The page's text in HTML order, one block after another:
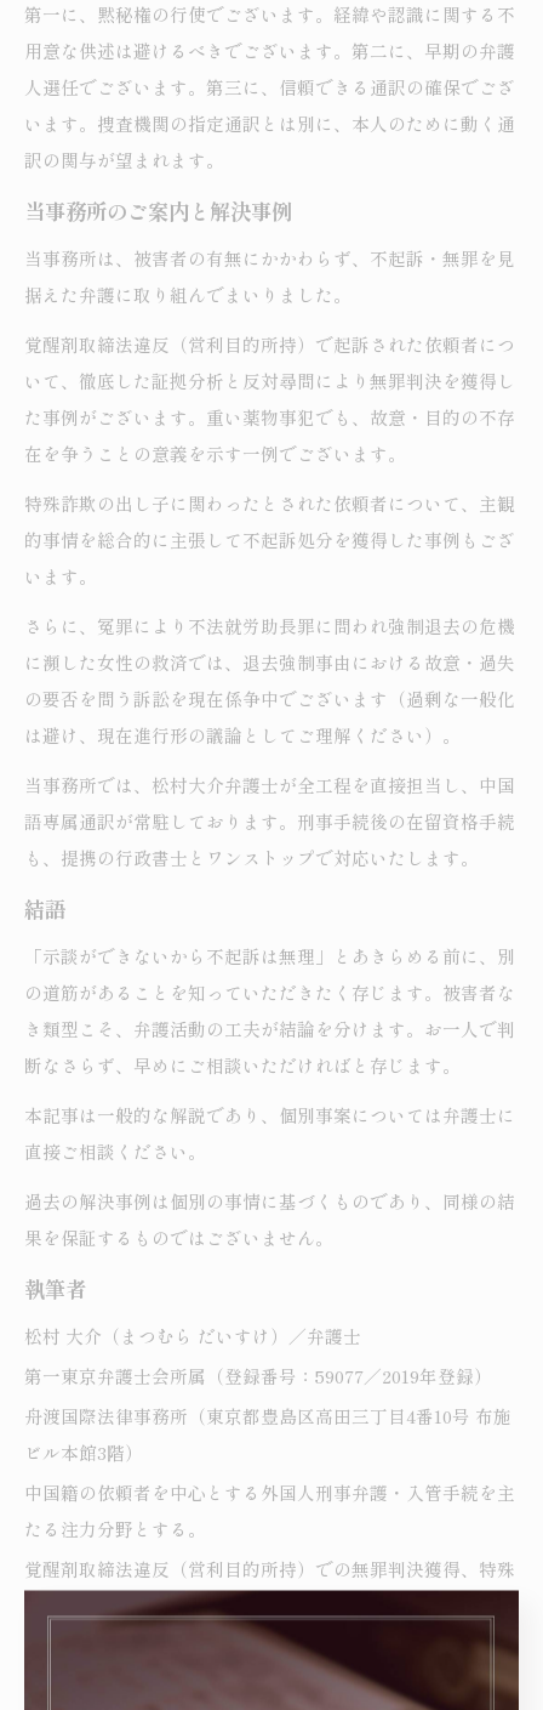
第一に、黙秘権の行使でございます。経緯や認識に関する不
用意な供述は避けるべきでございます。第二に、早期の弁護
人選任でございます。第三に、信頼できる通訳の確保でござ
います。捜査機関の指定通訳とは別に、本人のために動く通
訳の関与が望まれます。
当事務所のご案内と解決事例
当事務所は、被害者の有無にかかわらず、不起訴・無罪を見
据えた弁護に取り組んでまいりました。
覚醒剤取締法違反（営利目的所持）で起訴された依頼者につ
いて、徹底した証拠分析と反対尋問により無罪判決を獲得し
た事例がございます。重い薬物事犯でも、故意・目的の不存
在を争うことの意義を示す一例でございます。
特殊詐欺の出し子に関わったとされた依頼者について、主観
的事情を総合的に主張して不起訴処分を獲得した事例もござ
います。
さらに、冤罪により不法就労助長罪に問われ強制退去の危機
に瀕した女性の救済では、退去強制事由における故意・過失
の要否を問う訴訟を現在係争中でございます（過剰な一般化
は避け、現在進行形の議論としてご理解ください）。
当事務所では、松村大介弁護士が全工程を直接担当し、中国
語専属通訳が常駐しております。刑事手続後の在留資格手続
も、提携の行政書士とワンストップで対応いたします。
結語
「示談ができないから不起訴は無理」とあきらめる前に、別
の道筋があることを知っていただきたく存じます。被害者な
き類型こそ、弁護活動の工夫が結論を分けます。お一人で判
断なさらず、早めにご相談いただければと存じます。
本記事は一般的な解説であり、個別事案については弁護士に
直接ご相談ください。
過去の解決事例は個別の事情に基づくものであり、同様の結
果を保証するものではございません。
執筆者
松村 大介（まつむら だいすけ）／弁護士
第一東京弁護士会所属（登録番号：59077／2019年登録）
舟渡国際法律事務所（東京都豊島区高田三丁目4番10号 布施
ビル本館3階）
中国籍の依頼者を中心とする外国人刑事弁護・入管手続を主
たる注力分野とする。
覚醒剤取締法違反（営利目的所持）での無罪判決獲得、特殊
詐欺事案での不起訴処分獲得、難関とされた在留特別許可の
獲得等の解決実績を有する。